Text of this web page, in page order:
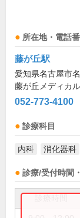
所在地・電話
藤が丘駅
愛知県名古屋市
藤が丘メディカ
052-773-4100
診療科目
内科 消化器科
診療/受付時間